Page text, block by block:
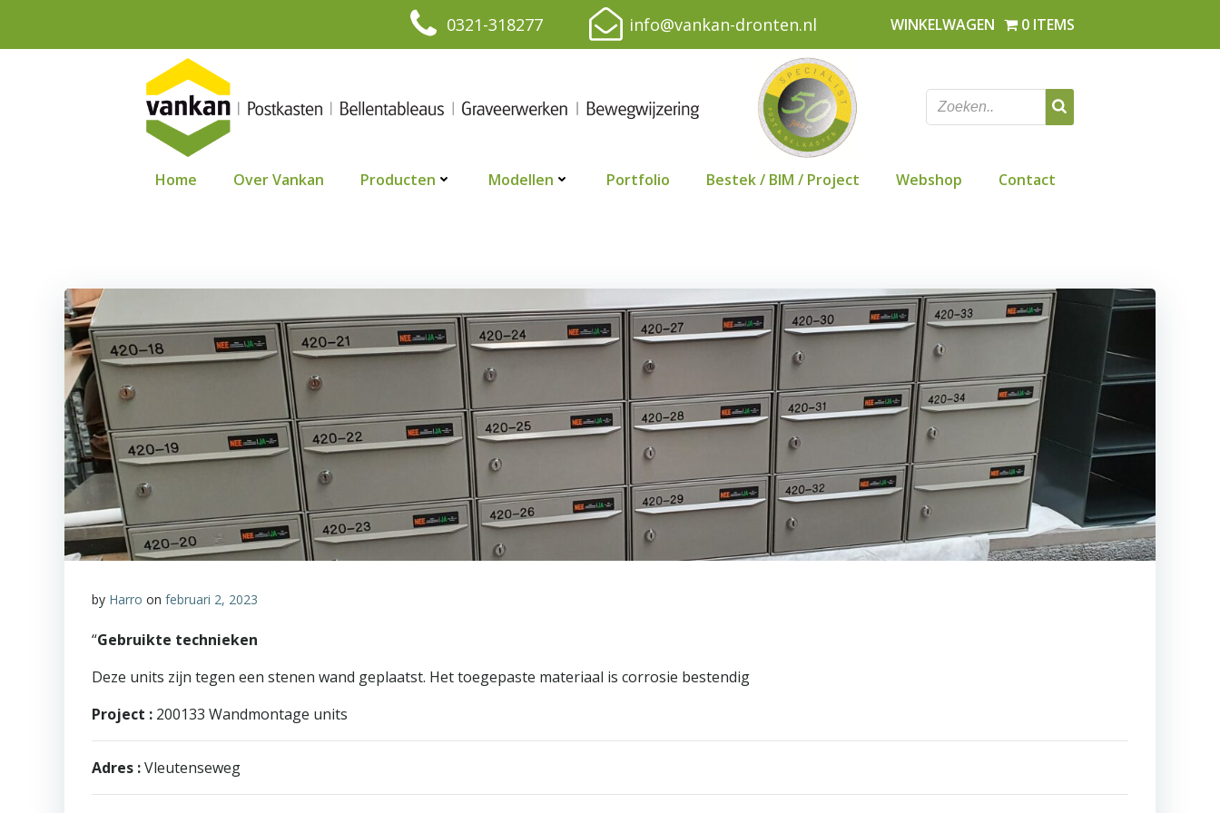
de
0321-318277 info@vankan-dronten.nl WINKELWAGEN 0 ITEMS
Home Over Vankan Producten Modellen Portfolio Bestek / BIM / Project Webshop Contact
by Harro on februari 2, 2023
“Gebruikte technieken
Deze units zijn tegen een stenen wand geplaatst. Het toegepaste materiaal is corrosie bestendig
Project : 200133 Wandmontage units
Adres :Vleutenseweg